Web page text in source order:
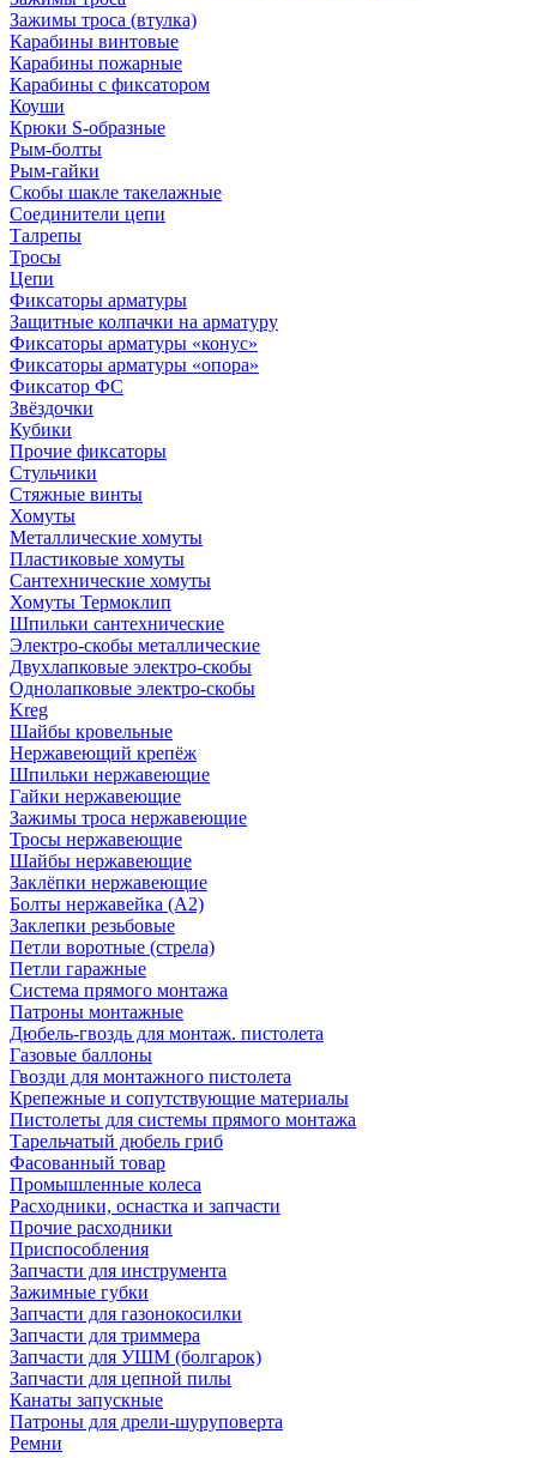
Зажимы троса (втулка)
Карабины винтовые
Карабины пожарные
Карабины с фиксатором
Коуши
Крюки S-образные
Рым-болты
Рым-гайки
Скобы шакле такелажные
Соединители цепи
Талрепы
Тросы
Цепи
Фиксаторы арматуры
Защитные колпачки на арматуру
Фиксаторы арматуры «конус»
Фиксаторы арматуры «опора»
Фиксатор ФС
Звёздочки
Кубики
Прочие фиксаторы
Стульчики
Стяжные винты
Хомуты
Металлические хомуты
Пластиковые хомуты
Сантехнические хомуты
Хомуты Термоклип
Шпильки сантехнические
Электро-скобы металлические
Двухлапковые электро-скобы
Однолапковые электро-скобы
Kreg
Шайбы кровельные
Нержавеющий крепёж
Шпильки нержавеющие
Гайки нержавеющие
Зажимы троса нержавеющие
Тросы нержавеющие
Шайбы нержавеющие
Заклёпки нержавеющие
Болты нержавейка (А2)
Заклепки резьбовые
Петли воротные (стрела)
Петли гаражные
Система прямого монтажа
Патроны монтажные
Дюбель-гвоздь для монтаж. пистолета
Газовые баллоны
Гвозди для монтажного пистолета
Крепежные и сопутствующие материалы
Пистолеты для системы прямого монтажа
Тарельчатый дюбель гриб
Фасованный товар
Промышленные колеса
Расходники, оснастка и запчасти
Прочие расходники
Приспособления
Запчасти для инструмента
Зажимные губки
Запчасти для газонокосилки
Запчасти для триммера
Запчасти для УШМ (болгарок)
Запчасти для цепной пилы
Канаты запускные
Патроны для дрели-шуруповерта
Ремни